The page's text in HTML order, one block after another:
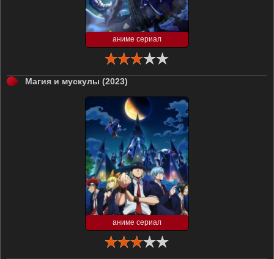
аниме сериал
Магия и мускулы (2023)
аниме сериал